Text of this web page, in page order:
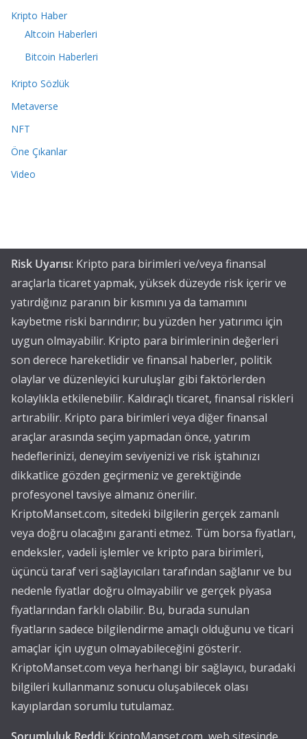
Kripto Haber
Altcoin Haberleri
Bitcoin Haberleri
Kripto Sözlük
Metaverse
NFT
Öne Çıkanlar
Video
Risk Uyarısı: Kripto para birimleri ve/veya finansal
araçlarla ticaret yapmak, yüksek düzeyde risk içerir ve
yatırdığınız paranın bir kısmını ya da tamamını
kaybetme riski barındırır; bu yüzden her yatırımcı için
uygun olmayabilir. Kripto para birimlerinin değerleri
son derece hareketlidir ve finansal haberler, politik
olaylar ve düzenleyici kuruluşlar gibi faktörlerden
kolaylıkla etkilenebilir. Kaldıraçlı ticaret, finansal riskleri
artırabilir. Kripto para birimleri veya diğer finansal
araçlar arasında seçim yapmadan önce, yatırım
hedeflerinizi, deneyim seviyenizi ve risk iştahınızı
dikkatlice gözden geçirmeniz ve gerektiğinde
profesyonel tavsiye almanız önerilir.
KriptoManset.com, sitedeki bilgilerin gerçek zamanlı
veya doğru olacağını garanti etmez. Tüm borsa fiyatları,
endeksler, vadeli işlemler ve kripto para birimleri,
üçüncü taraf veri sağlayıcıları tarafından sağlanır ve bu
nedenle fiyatlar doğru olmayabilir ve gerçek piyasa
fiyatlarından farklı olabilir. Bu, burada sunulan
fiyatların sadece bilgilendirme amaçlı olduğunu ve ticari
amaçlar için uygun olmayabileceğini gösterir.
KriptoManset.com veya herhangi bir sağlayıcı, buradaki
bilgileri kullanmanız sonucu oluşabilecek olası
kayıplardan sorumlu tutulamaz.